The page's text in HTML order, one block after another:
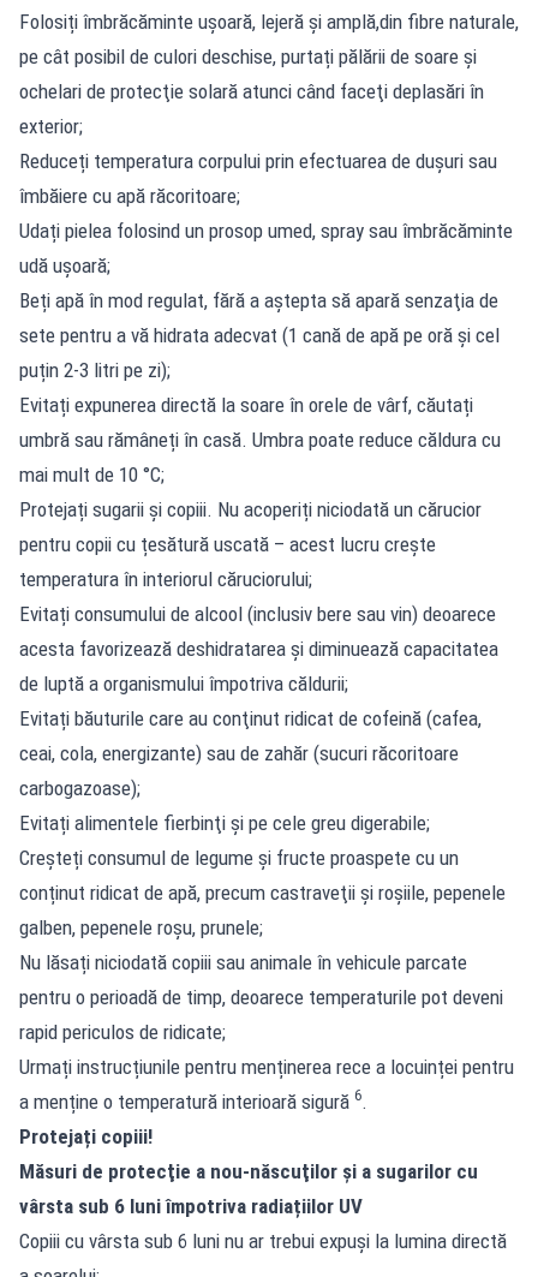
Folosiți îmbrăcăminte ușoară, lejeră și amplă,din fibre naturale,
pe cât posibil de culori deschise, purtați pălării de soare și
ochelari de protecţie solară atunci când faceţi deplasări în
exterior;
Reduceți temperatura corpului prin efectuarea de duşuri sau
îmbăiere cu apă răcoritoare;
Udați pielea folosind un prosop umed, spray sau îmbrăcăminte
udă ușoară;
Beți apă în mod regulat, fără a aştepta să apară senzaţia de
sete pentru a vă hidrata adecvat (1 cană de apă pe oră și cel
puțin 2-3 litri pe zi);
Evitați expunerea directă la soare în orele de vârf, căutați
umbră sau rămâneți în casă. Umbra poate reduce căldura cu
mai mult de 10 °C;
Protejați sugarii și copiii. Nu acoperiți niciodată un cărucior
pentru copii cu țesătură uscată – acest lucru crește
temperatura în interiorul căruciorului;
Evitați consumului de alcool (inclusiv bere sau vin) deoarece
acesta favorizează deshidratarea şi diminuează capacitatea
de luptă a organismului împotriva căldurii;
Evitați băuturile care au conţinut ridicat de cofeină (cafea,
ceai, cola, energizante) sau de zahăr (sucuri răcoritoare
carbogazoase);
Evitați alimentele fierbinţi şi pe cele greu digerabile;
Creşteți consumul de legume şi fructe proaspete cu un
conținut ridicat de apă, precum castraveţii și roşiile, pepenele
galben, pepenele roşu, prunele;
Nu lăsați niciodată copiii sau animale în vehicule parcate
pentru o perioadă de timp, deoarece temperaturile pot deveni
rapid periculos de ridicate;
Urmați instrucțiunile pentru menținerea rece a locuinței pentru
a menține o temperatură interioară sigură 6.
Protejați copiii!
Măsuri de protecţie a nou-născuţilor şi a sugarilor cu
vârsta sub 6 luni împotriva radiațiilor UV
Copiii cu vârsta sub 6 luni nu ar trebui expuşi la lumina directă